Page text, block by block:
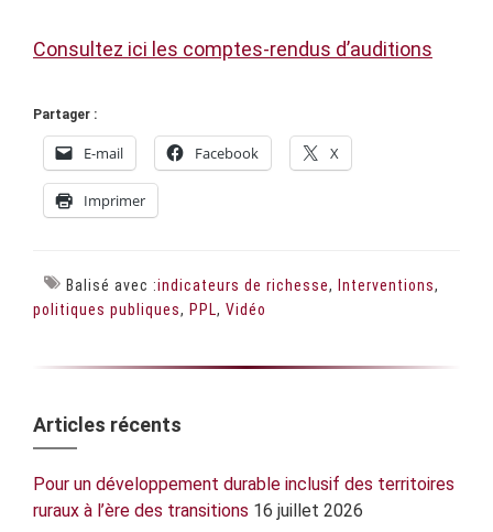
Consultez ici les comptes-rendus d’auditions
Partager :
E-mail Facebook X
Imprimer
Balisé avec :indicateurs de richesse, Interventions,
politiques publiques, PPL, Vidéo
Barre
latérale
principale
Articles récents
Pour un développement durable inclusif des territoires
ruraux à l’ère des transitions 16 juillet 2026